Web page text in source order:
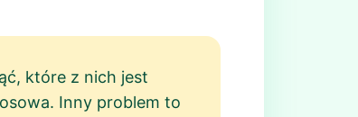
które z nich jest
Inny problem to